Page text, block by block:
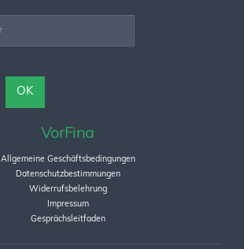
VorFina
Allgemeine Geschäftsbedingungen
Datenschutzbestimmungen
Widerrufsbelehrung
Impressum
Gesprächsleitfaden